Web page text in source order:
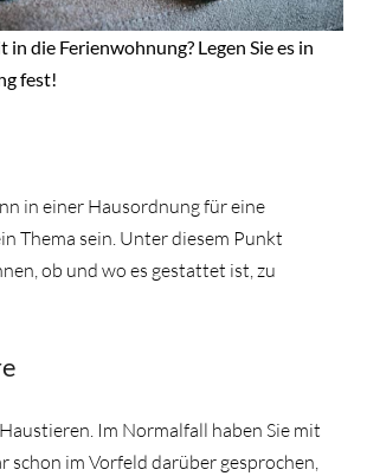
die Ferienwohnung? Legen Sie es in
fest!
in einer Hausordnung für eine
Thema sein. Unter diesem Punkt
ob und wo es gestattet ist, zu
Im Normalfall haben Sie mit
schon im Vorfeld darüber gesprochen,